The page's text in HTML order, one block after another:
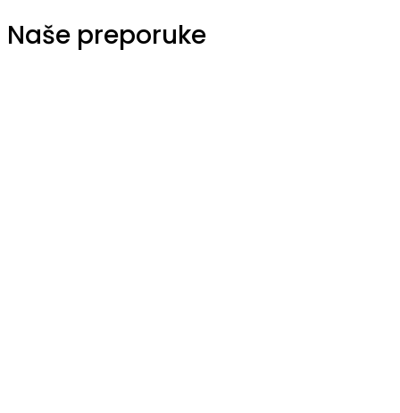
Naše preporuke